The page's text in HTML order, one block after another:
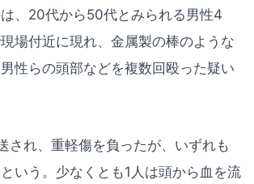
、20代から50代とみられる男性4
場付近に現れ、金属製の棒のような
性らの頭部などを複数回殴った疑い
され、重軽傷を負ったが、いずれも
いう。少なくとも1人は頭から血を流